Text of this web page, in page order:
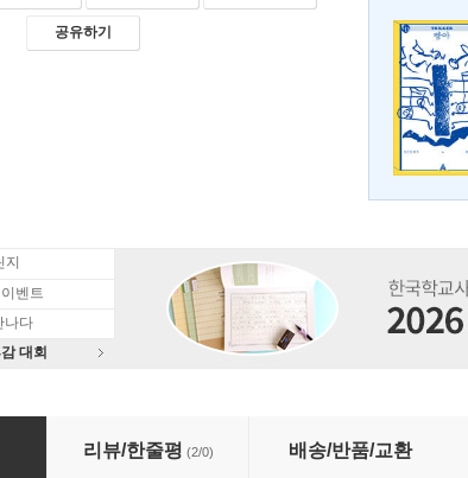
공유하기
벤트
나다
대회
미용실
리뷰/한줄평 (2/0) 배송/반품/교환